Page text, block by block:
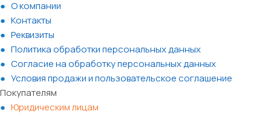
О компании
Контакты
Реквизиты
Политика обработки персональных данных
Согласие на обработку персональных данных
Условия продажи и пользовательское соглашение
Покупателям
Юридическим лицам